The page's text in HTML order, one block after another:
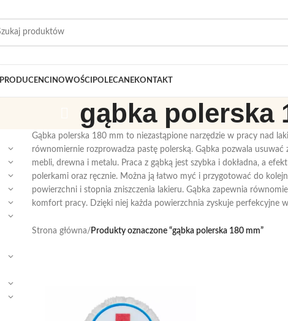
PRODUCENCI NOWOŚCI POLECANEKONTAKT
gąbka polerska
Gąbka polerska 180 mm to niezastąpione narzędzie w pracy nad
równomiernie rozprowadza pastę polerską. Gąbka pozwala
mebli, drewna i metalu. Praca z gąbką jest szybka i dokładna, a
polerkami oraz ręcznie. Można ją łatwo myć i przygotować do
powierzchni i stopnia zniszczenia lakieru. Gąbka zapewnia
komfort pracy. Dzięki niej każda powierzchnia zyskuje perfekcyjne
Strona główna/ Produkty oznaczone “gąbka polerska 180 mm”